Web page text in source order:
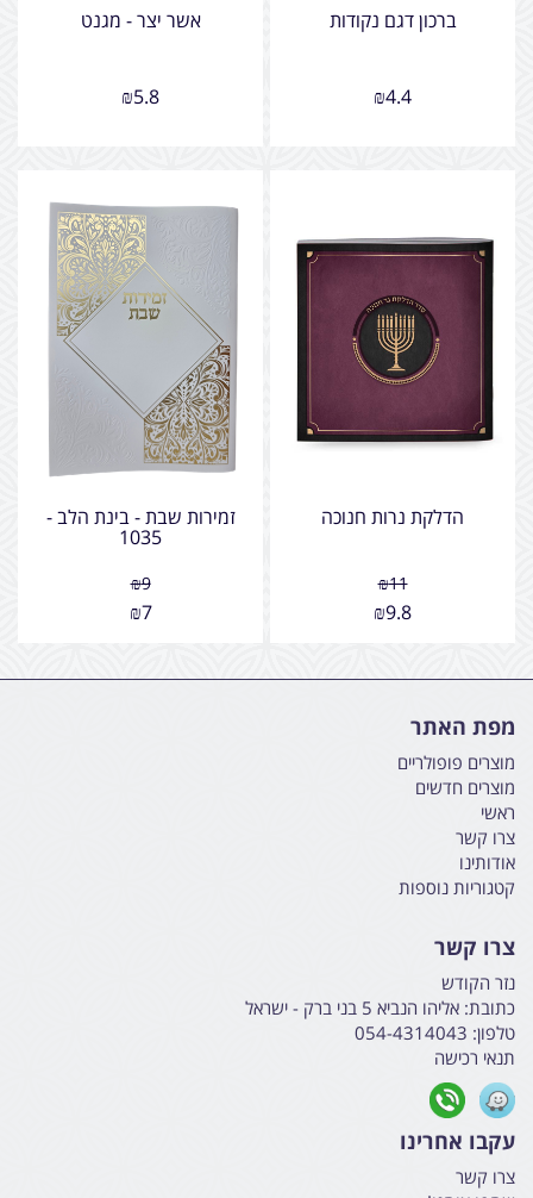
ברכון דגם נקודות
₪4.4
אשר יצר - מגנט
₪5.8
הדלקת נרות חנוכה
₪11
₪9.8
זמירות שבת - בינת הלב -
1035
₪9
₪7
מפת האתר
מוצרים פופולריים
מוצרים חדשים
ראשי
צרו קשר
אודותינו
קטגוריות נוספות
צרו קשר
נזר הקודש
כתובת: אליהו הנביא 5 בני ברק - ישראל
טלפון: 054-4314043
תנאי רכישה
עקבו אחרינו
צרו קשר